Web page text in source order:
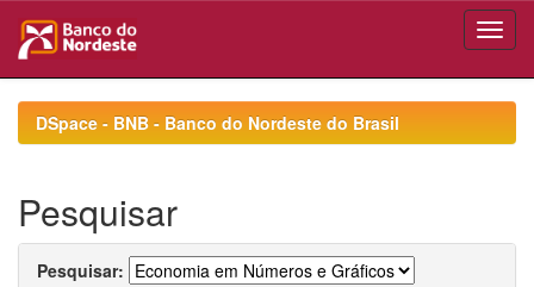
navigationDSpace - BNB - Banco do Nordeste do Brasil
Pesquisar
Pesquisar: